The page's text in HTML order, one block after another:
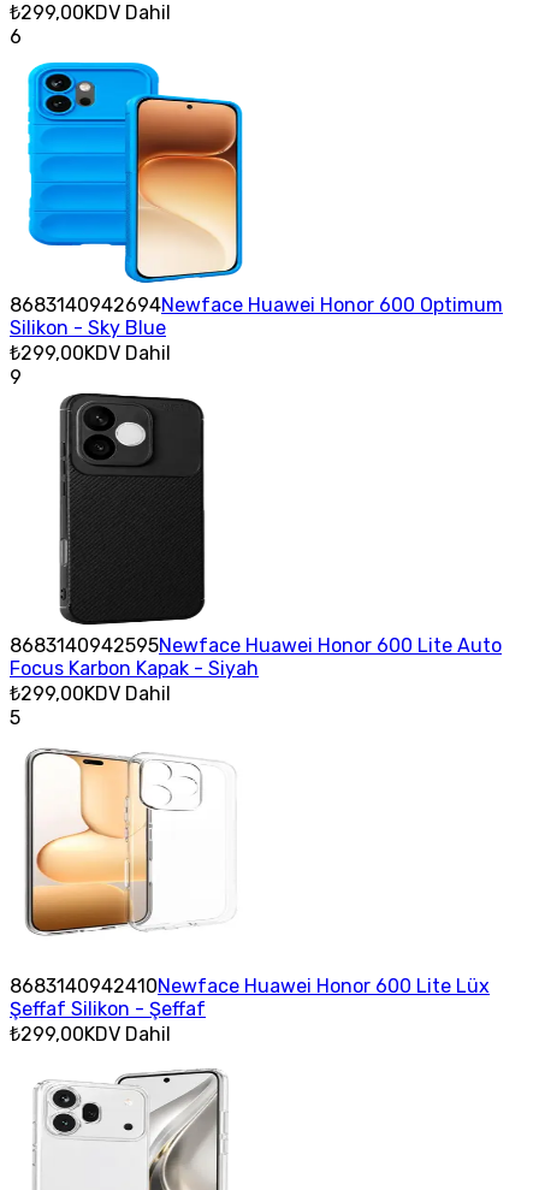
₺299,00KDV Dahil
6
8683140942694Newface Huawei Honor 600 Optimum
Silikon - Sky Blue
₺299,00KDV Dahil
9
8683140942595Newface Huawei Honor 600 Lite Auto
Focus Karbon Kapak - Siyah
₺299,00KDV Dahil
5
8683140942410Newface Huawei Honor 600 Lite Lüx
Şeffaf Silikon - Şeffaf
₺299,00KDV Dahil